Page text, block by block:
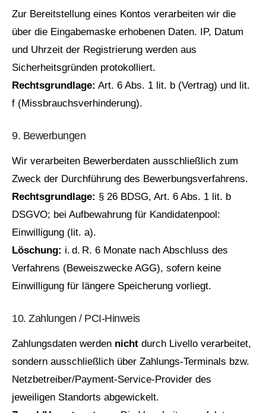
Zur Bereitstellung eines Kontos verarbeiten wir die
über die Eingabemaske erhobenen Daten. IP, Datum
und Uhrzeit der Registrierung werden aus
Sicherheitsgründen protokolliert.
Rechtsgrundlage: Art. 6 Abs. 1 lit. b (Vertrag) und lit.
f (Missbrauchsverhinderung).
9. Bewerbungen
Wir verarbeiten Bewerberdaten ausschließlich zum
Zweck der Durchführung des Bewerbungsverfahrens.
Rechtsgrundlage: § 26 BDSG, Art. 6 Abs. 1 lit. b
DSGVO; bei Aufbewahrung für Kandidatenpool:
Einwilligung (lit. a).
Löschung: i. d. R. 6 Monate nach Abschluss des
Verfahrens (Beweiszwecke AGG), sofern keine
Einwilligung für längere Speicherung vorliegt.
10. Zahlungen / PCI‑Hinweis
Zahlungsdaten werden nicht durch Livello verarbeitet,
sondern ausschließlich über Zahlungs‑Terminals bzw.
Netzbetreiber/Payment‑Service‑Provider des
jeweiligen Standorts abgewickelt.